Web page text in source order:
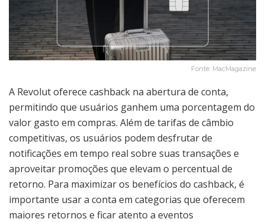
Fonte: MacMagazine
A Revolut oferece cashback na abertura de conta,
permitindo que usuários ganhem uma porcentagem do
valor gasto em compras. Além de tarifas de câmbio
competitivas, os usuários podem desfrutar de
notificações em tempo real sobre suas transações e
aproveitar promoções que elevam o percentual de
retorno. Para maximizar os benefícios do cashback, é
importante usar a conta em categorias que oferecem
maiores retornos e ficar atento a eventos